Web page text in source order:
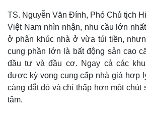
TS. Nguyễn Văn Đính, Phó Chủ tịch
Việt Nam nhìn nhận, nhu cầu lớn
ở phân khúc nhà ở vừa túi tiền,
cung phần lớn là bất động sản cao
đầu tư và đầu cơ. Ngay cả các
được kỳ vọng cung cấp nhà giá hợp
càng đắt đỏ và chỉ thấp hơn một chút
tâm.